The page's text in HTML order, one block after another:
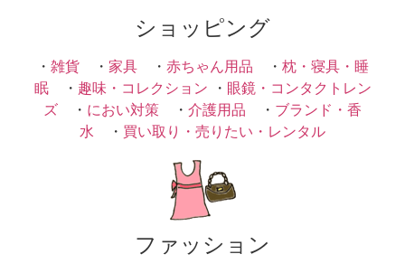
ショッピング
・ 雑貨 ・ 家具 ・ 赤ちゃん用品 ・ 枕・寝具・睡
眠・ 趣味・コレクション ・ 眼鏡・コンタクトレン
ズ ・ におい対策 ・ 介護用品 ・ ブランド・香
水 ・ 買い取り・売りたい・レンタル
ファッション